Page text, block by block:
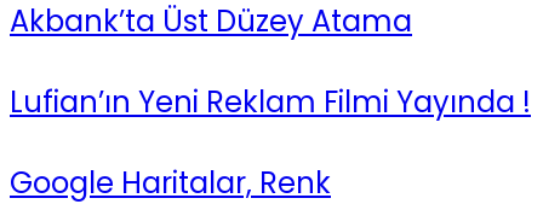
Akbank’ta Üst Düzey Atama
Lufian’ın Yeni Reklam Filmi Yayında !
Google Haritalar, Renk